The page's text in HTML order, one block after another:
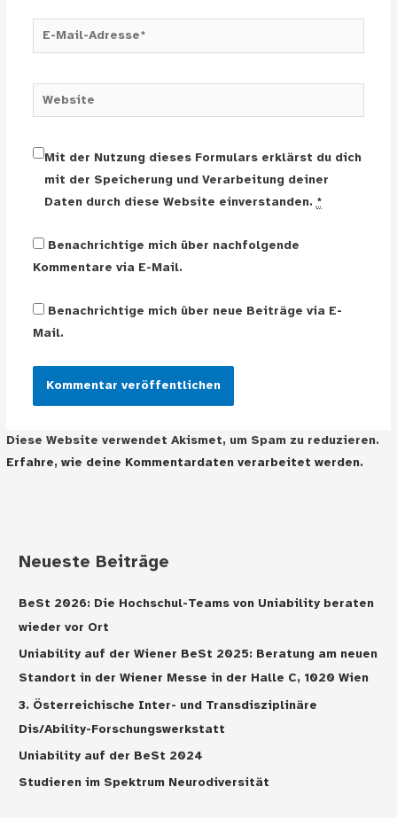
E-
Mail-
Website
Mit der Nutzung dieses Formulars erklärst du dich
mit der Speicherung und Verarbeitung deiner
Daten durch diese Website einverstanden. *
Benachrichtige mich über nachfolgende
Kommentare via E-Mail.
Benachrichtige mich über neue Beiträge via E-
Mail.
Diese Website verwendet Akismet, um Spam zu reduzieren.
Erfahre, wie deine Kommentardaten verarbeitet werden.
Neueste Beiträge
BeSt 2026: Die Hochschul-Teams von Uniability beraten
wieder vor Ort
Uniability auf der Wiener BeSt 2025: Beratung am neuen
Standort in der Wiener Messe in der Halle C, 1020 Wien
3. Österreichische Inter- und Transdisziplinäre
Dis/Ability-Forschungswerkstatt
Uniability auf der BeSt 2024
Studieren im Spektrum Neurodiversität